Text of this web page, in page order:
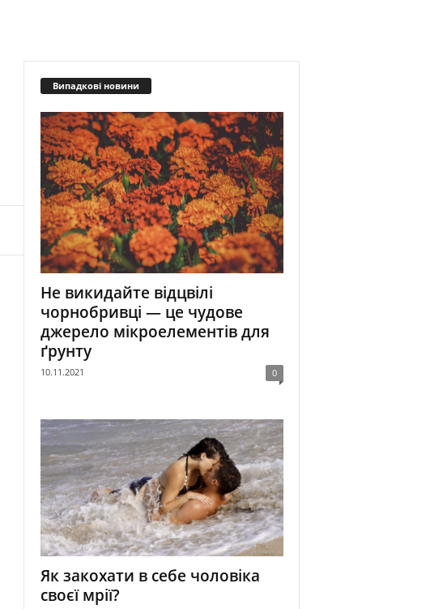
Випадкові новини
Не викидайте відцвілі
чорнобривці — це чудове
джерело мікроелементів для
ґрунту
10.11.2021 0
Як закохати в себе чоловіка
своєї мрії?